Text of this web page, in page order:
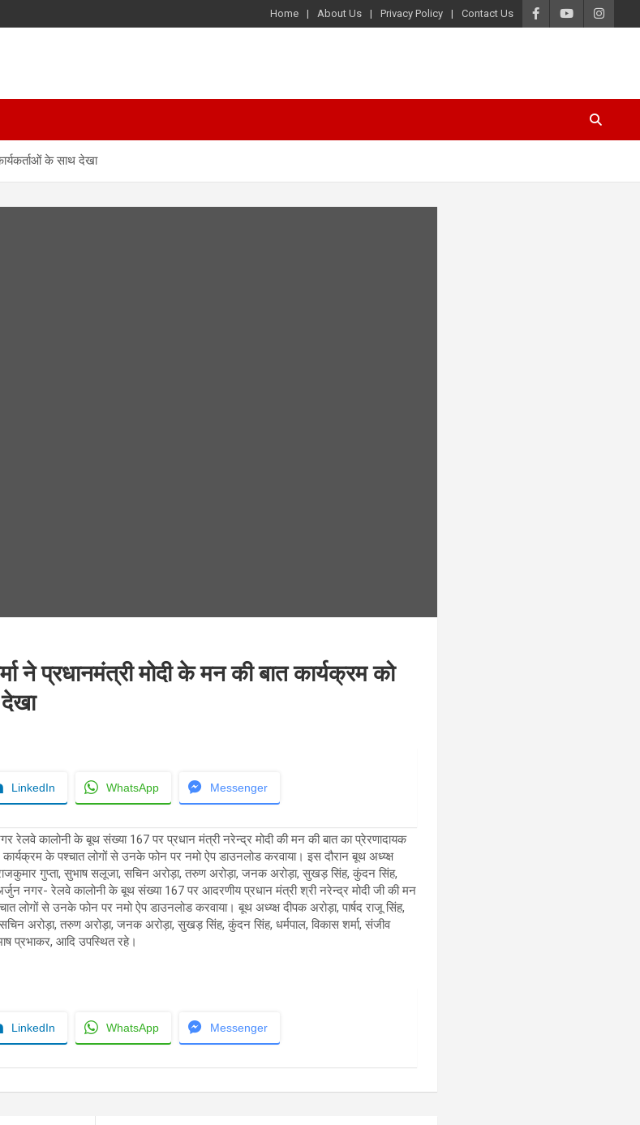
Home About Us Privacy Policy Contact Us
के साथ देखा
ने प्रधानमंत्री मोदी के मन की बात कार्यक्रम को
LinkedIn WhatsApp Messenger
रेलवे कालोनी के बूथ संख्या 167 पर प्रधान मंत्री नरेन्द्र मोदी की मन की बात का प्रेरणादायक
के पश्चात लोगों से उनके फोन पर नमो ऐप डाउनलोड करवाया। इस दौरान बूथ अध्य्क्ष
गुप्ता, सुभाष सलूजा, सचिन अरोड़ा, तरुण अरोड़ा, जनक अरोड़ा, सुखड़ सिंह, कुंदन सिंह,
नगर- रेलवे कालोनी के बूथ संख्या 167 पर आदरणीय प्रधान मंत्री श्री नरेन्द्र मोदी जी की मन
लोगों से उनके फोन पर नमो ऐप डाउनलोड करवाया। बूथ अध्य्क्ष दीपक अरोड़ा, पार्षद राजू सिंह,
अरोड़ा, तरुण अरोड़ा, जनक अरोड़ा, सुखड़ सिंह, कुंदन सिंह, धर्मपाल, विकास शर्मा, संजीव
प्रभाकर, आदि उपस्थित रहे।
LinkedIn WhatsApp Messenger